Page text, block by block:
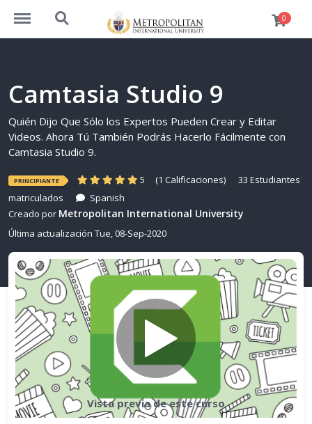
https://cursos.metrouni.us/menu
https://cursos.metrouni.us/search 0
Camtasia Studio 9
Quién Dijo Que Sólo los Expertos Pueden Crear y Editar
Videos. Ahora Tú También Podrás Hacerlo Fácilmente con
Camtasia Studio 9.
PRINCIPIANTE 5 (1 Calificaciones)
33 Estudiantes
matriculados
Spanish
Creado por Metropolitan International University
Última actualización Tue, 08-Sep-2020
Vista previa de este curso